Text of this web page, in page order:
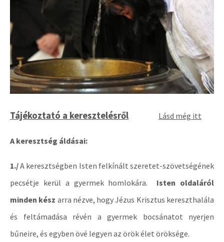
Tájékoztató a keresztelésről Lásd még itt
A keresztség áldásai:
1./A keresztségben Isten felkínált szeretet-szövetségének
pecsétje kerül a gyermek homlokára. Isten oldaláról
minden kész arra nézve, hogy Jézus Krisztus kereszthalála
és feltámadása révén a gyermek bocsánatot nyerjen
bűneire, és egyben övé legyen az örök élet öröksége.